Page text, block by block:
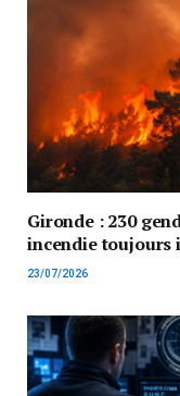
Gironde : 230
incendie toujours
23/07/2026